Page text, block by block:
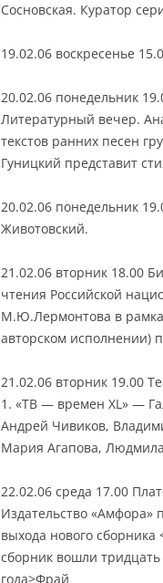
Сосновская. Куратор
19.02.06 воскресенье
20.02.06 понедельник
Литературный вечер.
текстов ранних песен
Гуницкий представит
20.02.06 понедельник
Животовский.
21.02.06 вторник 18.00
чтения Российской
М.Ю.Лермонтова в
авторском исполнении)
21.02.06 вторник 19.00
1. «ТВ — времен XL» —
Андрей Чивиков,
Мария Агапова, Людмила
22.02.06 среда 17.00
Издательство «Амфора»
выхода нового
сборник вошли тридцать
года>Фрай